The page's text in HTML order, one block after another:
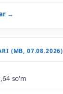
→
(MB, 07.08.2026)
so'm